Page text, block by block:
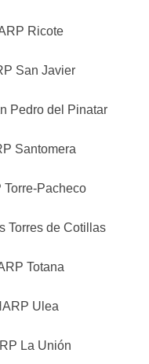
Ricote
San Javier
Pedro del Pinatar
Santomera
Pacheco
Torres de Cotillas
Totana
Ulea
La Unión